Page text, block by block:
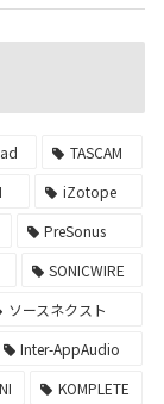
TASCAM
iZotope
PreSonus
SONICWIRE
ソースネクスト
Inter-AppAudio
NI
KOMPLETE